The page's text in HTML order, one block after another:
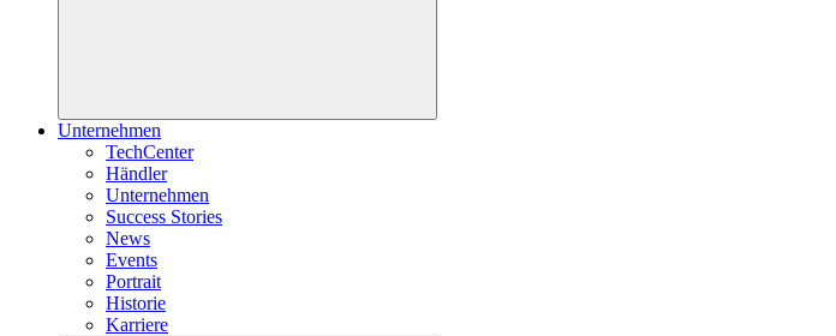
Unternehmen
TechCenter
Händler
Unternehmen
Success Stories
News
Events
Portrait
Historie
Karriere